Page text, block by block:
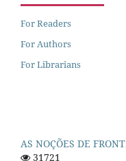
For Readers
For Authors
For Librarians
AS NOÇÕES DE
31721